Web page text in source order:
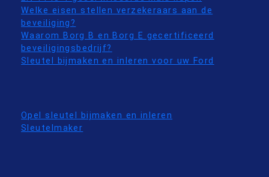
Welke eisen stellen verzekeraars aan de
beveiliging?
Waarom Borg B en Borg E gecertificeerd
beveiligingsbedrijf?
Sleutel bijmaken en inleren voor uw Ford
Opel sleutel bijmaken en inleren
Sleutelmaker